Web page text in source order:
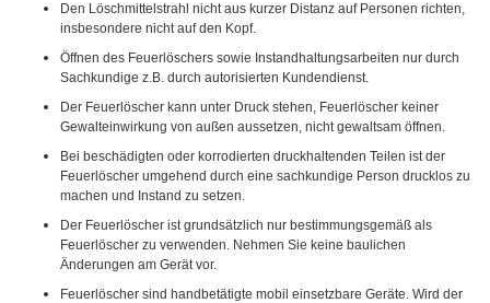
Den Löschmittelstrahl nicht aus kurzer Distanz auf Personen richten,
insbesondere nicht auf den Kopf.
Öffnen des Feuerlöschers sowie Instandhaltungsarbeiten nur durch
Sachkundige z.B. durch autorisierten Kundendienst.
Der Feuerlöscher kann unter Druck stehen, Feuerlöscher keiner
Gewalteinwirkung von außen aussetzen, nicht gewaltsam öffnen.
Bei beschädigten oder korrodierten druckhaltenden Teilen ist der
Feuerlöscher umgehend durch eine sachkundige Person drucklos zu
machen und Instand zu setzen.
Der Feuerlöscher ist grundsätzlich nur bestimmungsgemäß als
Feuerlöscher zu verwenden. Nehmen Sie keine baulichen
Änderungen am Gerät vor.
Feuerlöscher sind handbetätigte mobil einsetzbare Geräte. Wird der